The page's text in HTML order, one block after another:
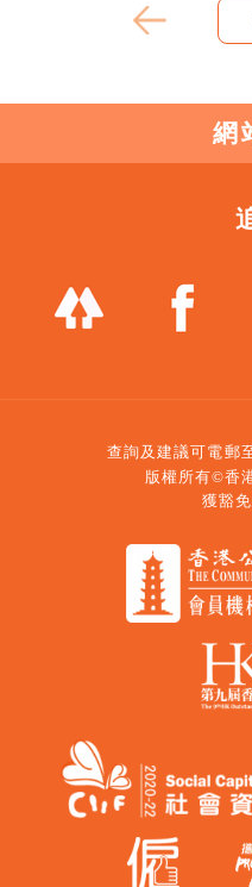
網
查詢及建議可電郵
版權所有©香
獲豁